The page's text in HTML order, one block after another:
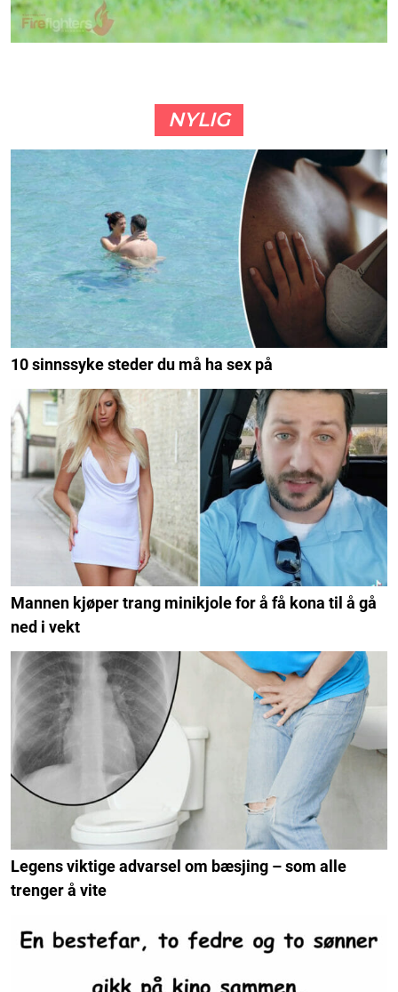
NYLIG
10 sinnssyke steder du må ha sex på
Mannen kjøper trang minikjole for å få kona til å gå
ned i vekt
Legens viktige advarsel om bæsjing – som alle
trenger å vite